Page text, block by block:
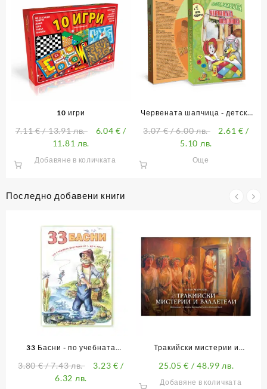
10 игри
7.11€/ 13.91 лв. 6.04€ /
11.81 лв.
Добавяне в количката
Червената шапчица - детска
3.07€/ 6.00 лв. 2.61 € /
5.10 лв.
Още
Последно добавени книги
33 Басни - по учебната
3.80€/ 7.43 лв. 3.23 € /
6.32 лв.
Тракийски мистерии и
25.05€ / 48.99 лв.
Добавяне в количката